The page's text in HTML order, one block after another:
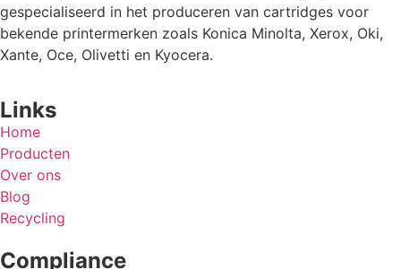
gespecialiseerd in het produceren van cartridges voor
bekende printermerken zoals Konica Minolta, Xerox, Oki,
Xante, Oce, Olivetti en Kyocera.
Links
Home
Producten
Over ons
Blog
Recycling
Compliance